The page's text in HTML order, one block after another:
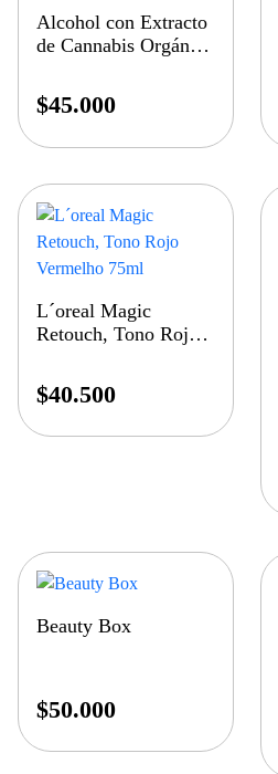
Alcohol con Extracto
de Cannabis Orgánico
$45.000
L´oreal Magic
Retouch, Tono Rojo
$40.500
Beauty Box
$50.000